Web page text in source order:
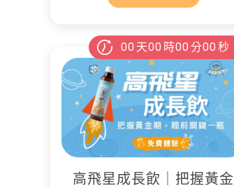
00 天00 時00 分00 秒
高飛星成長飲｜把握黃金